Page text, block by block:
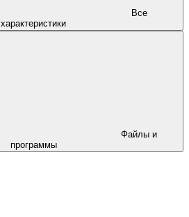
характеристики
программы